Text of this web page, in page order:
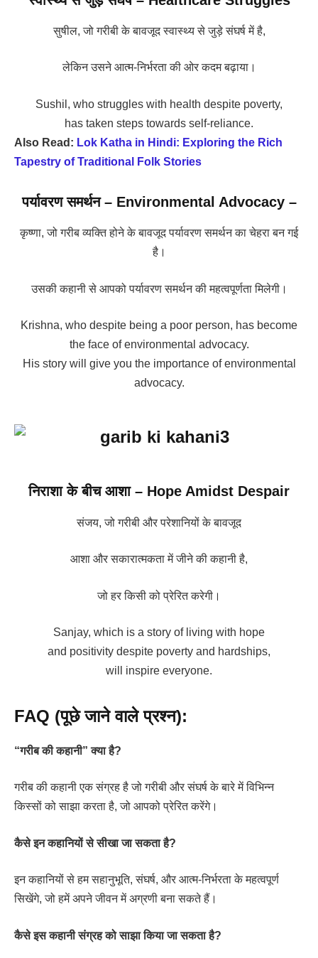
सुषील, जो गरीबी के बावजूद स्वास्थ्य से जुड़े संघर्ष में है,
लेकिन उसने आत्म-निर्भरता की ओर कदम बढ़ाया।
Sushil, who struggles with health despite poverty,
has taken steps towards self-reliance.
Also Read: Lok Katha in Hindi: Exploring the Rich
Tapestry of Traditional Folk Stories
पर्यावरण समर्थन – Environmental Advocacy –
कृष्णा, जो गरीब व्यक्ति होने के बावजूद पर्यावरण समर्थन का चेहरा बन गई
है।
उसकी कहानी से आपको पर्यावरण समर्थन की महत्वपूर्णता मिलेगी।
Krishna, who despite being a poor person, has become
the face of environmental advocacy.
His story will give you the importance of environmental
advocacy.
निराशा के बीच आशा – Hope Amidst Despair
संजय, जो गरीबी और परेशानियों के बावजूद
आशा और सकारात्मकता में जीने की कहानी है,
जो हर किसी को प्रेरित करेगी।
Sanjay, which is a story of living with hope
and positivity despite poverty and hardships,
will inspire everyone.
FAQ (पूछे जाने वाले प्रश्न):
“गरीब की कहानी” क्या है?
गरीब की कहानी एक संग्रह है जो गरीबी और संघर्ष के बारे में विभिन्न
किस्सों को साझा करता है, जो आपको प्रेरित करेंगे।
कैसे इन कहानियों से सीखा जा सकता है?
इन कहानियों से हम सहानुभूति, संघर्ष, और आत्म-निर्भरता के महत्वपूर्ण
सिखेंगे, जो हमें अपने जीवन में अग्रणी बना सकते हैं।
कैसे इस कहानी संग्रह को साझा किया जा सकता है?